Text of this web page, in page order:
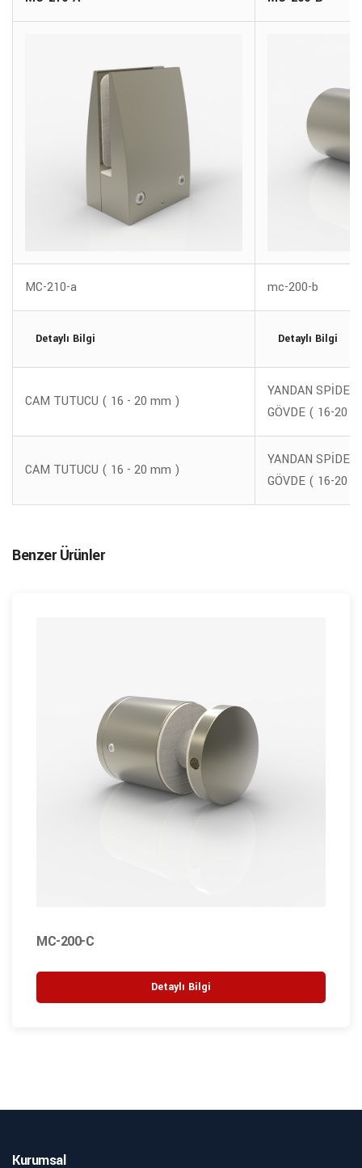
MC-210-a mc-200-b
Detaylı Bilgi Detaylı Bilgi
CAM TUTUCU ( 16 - 20 mm )
YANDAN
GÖVDE ( 16-20
CAM TUTUCU ( 16 - 20 mm )
YANDAN
GÖVDE ( 16-20
Benzer Ürünler
MC-200-C
Detaylı Bilgi
Kurumsal